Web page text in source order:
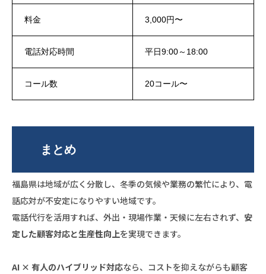
料金 3,000円〜
電話対応時間 平日9:00～18:00
コール数 20コール〜
まとめ
福島県は地域が広く分散し、冬季の気候や業務の繁忙により、電
話応対が不安定になりやすい地域です。
電話代行を活用すれば、外出・現場作業・天候に左右されず、 安
定した顧客対応と生産性向上を実現できます。
AI × 有人のハイブリッド対応なら、コストを抑えながらも顧客